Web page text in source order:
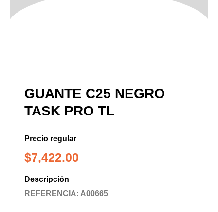
GUANTE C25 NEGRO
TASK PRO TL
Precio regular
$7,422.00
Descripción
REFERENCIA: A00665